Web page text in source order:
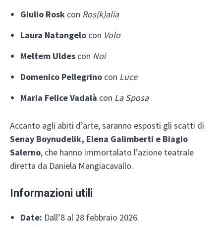
Giulio Rosk con Ros(k)alia
Laura Natangelo con Volo
Meltem Uldes con Noi
Domenico Pellegrino con Luce
Maria Felice Vadalà con La Sposa
Accanto agli abiti d’arte, saranno esposti gli scatti di
Senay Boynudelik, Elena Galimberti e Biagio
Salerno, che hanno immortalato l’azione teatrale
diretta da Daniela Mangiacavallo.
Informazioni utili
Date: Dall’8 al 28 febbraio 2026.